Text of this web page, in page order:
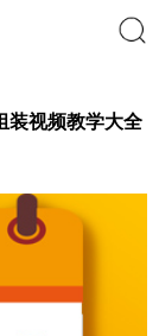
装视频教学大全